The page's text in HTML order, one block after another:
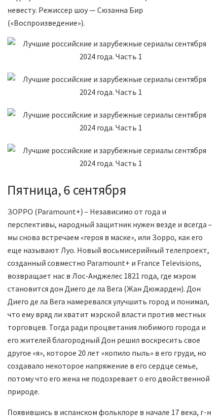
невесту. Режиссер шоу — Сюзанна Бир
(«Воспроизведение»).
Пятница, 6 сентября
ЗОРРО (Paramount+) – Независимо от года и
перспективы, народный защитник нужен везде и всегда –
мы снова встречаем «героя в маске», или Зорро, как его
еще называют Луо. Новый восьмисерийный телепроект,
созданный совместно Paramount+ и France Televisions,
возвращает нас в Лос-Анджелес 1821 года, где мэром
становится дон Диего де ла Вега (Жан Дюжарден). Дон
Диего де ла Вега намеревался улучшить город и понимал,
что ему вряд ли хватит мэрской власти против местных
торговцев. Тогда ради процветания любимого города и
его жителей благородный Дон решил воскресить свое
другое «я», которое 20 лет «копило пыль» в его груди, но
создавало некоторое напряжение в его сердце семье,
потому что его жена не подозревает о его двойственной
природе.
Появившись в испанском фольклоре в начале 17 века, г-н